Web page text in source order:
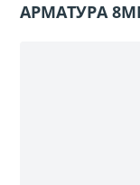
АРМАТУРА